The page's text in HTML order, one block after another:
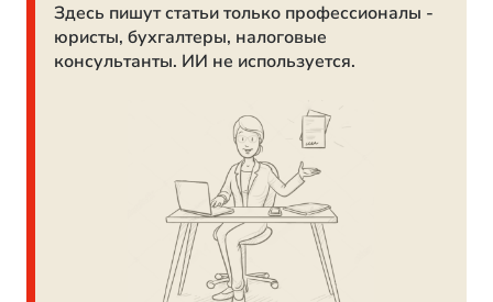
Здесь пишут статьи только профессионалы -
юристы, бухгалтеры, налоговые
консультанты. ИИ не используется.